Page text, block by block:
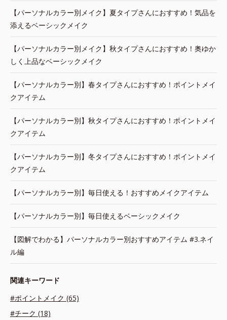
【パーソナルカラー別メイク】夏タイプさんにおすすめ！気品を
添えるベーシックメイク
【パーソナルカラー別メイク】秋タイプさんにおすすめ！奥ゆか
しく上品なベーシックメイク
【パーソナルカラー別】春タイプさんにおすすめ！ポイントメイ
クアイテム
【パーソナルカラー別】秋タイプさんにおすすめ！ポイントメイ
クアイテム
【パーソナルカラー別】冬タイプさんにおすすめ！ポイントメイ
クアイテム
【パーソナルカラー別】毎日使える！おすすめメイクアイテム
【パーソナルカラー別】毎日使えるベーシックメイク
【図解でわかる】パーソナルカラー別おすすめアイテム #3.ネイ
ル編
関連キーワード
#ポイントメイク (65)
#チーク (18)